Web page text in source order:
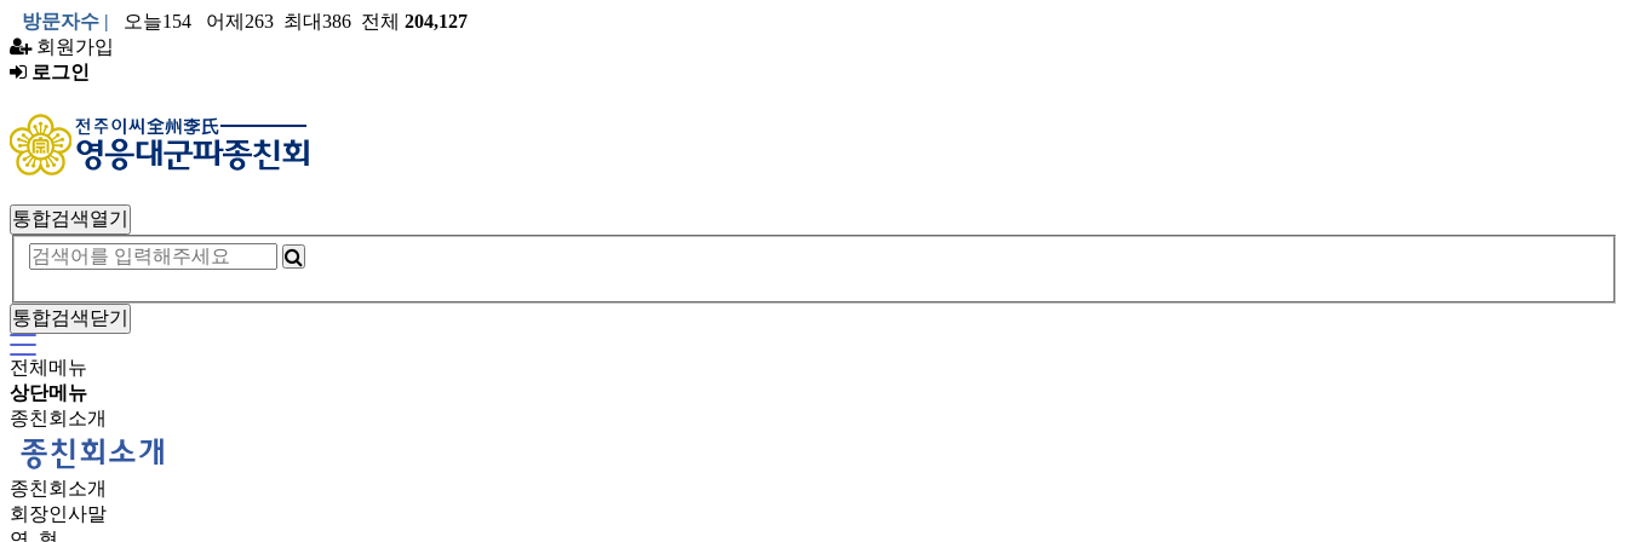
방문자수 | 오늘154 어제263 최대386 전체 204,127
회원가입
로그인
통합검색열기
통합검색닫기
전체메뉴
상단메뉴
종친회소개
종친회소개
회장인사말